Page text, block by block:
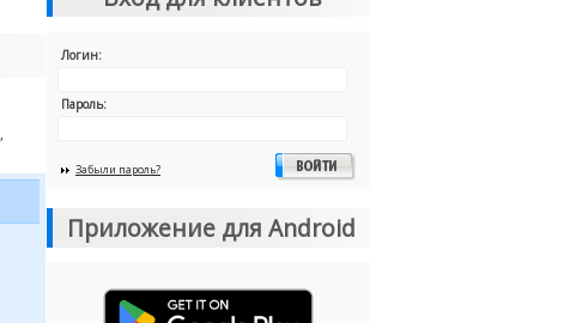
Логин:
Пароль:
Забыли пароль?
Приложение для Android